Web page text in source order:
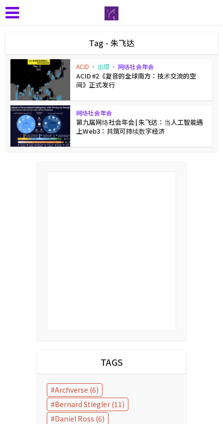
Tag - 朱飞达
ACID • 出版 • 网络社会年会
ACID #2《复音的全球南方：技术交流的空
间》正式发行
网络社会年会
第九届网络社会年会 | 朱飞达：当人工智能遇
上Web3：共筑可持续数字经济
TAGS
Archverse (6)
Bernard Stiegler (11)
Daniel Ross (6)